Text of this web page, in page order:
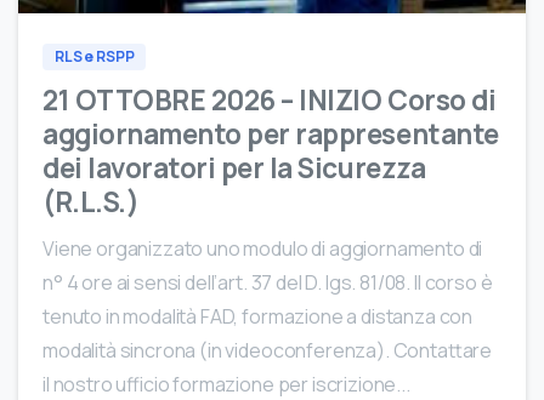
RLS e RSPP
21 OTTOBRE 2026 – INIZIO Corso di
aggiornamento per rappresentante
dei lavoratori per la Sicurezza
(R.L.S.)
Viene organizzato uno modulo di aggiornamento di
n° 4 ore ai sensi dell’art. 37 del D. lgs. 81/08. Il corso è
tenuto in modalità FAD, formazione a distanza con
modalità sincrona (in videoconferenza). Contattare
il nostro ufficio formazione per iscrizione...